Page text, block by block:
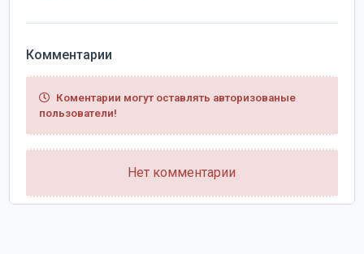
Комментарии
Коментарии могут оставлять авторизованые
пользователи!
Нет комментарии